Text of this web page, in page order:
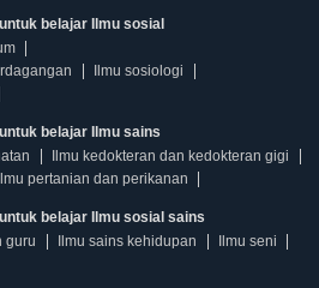
belajar Ilmu sosial
Ilmu sosiologi
belajar Ilmu sains
Ilmu kedokteran dan kedokteran gigi
Ilmu pertanian dan perikanan
belajar Ilmu sosial sains
guru
Ilmu sains kehidupan
Ilmu seni